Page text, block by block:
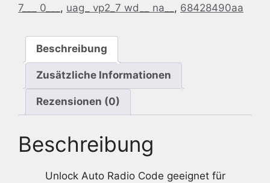
NA
Menge
7___ 0___ , uag_ vp2_7 wd__ na__ , 68428490aa
Beschreibung
Zusätzliche Informationen
Rezensionen (0)
Beschreibung
Unlock Auto Radio Code geeignet für